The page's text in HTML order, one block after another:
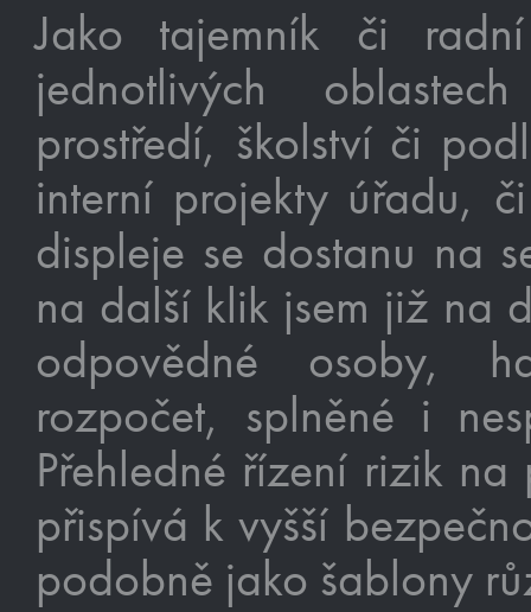
Jako tajemník či
jednotlivých
prostředí, školství či
interní projekty úřadu,
displeje se dostanu na
na další klik jsem již na
odpovědné osoby,
rozpočet, splněné i
Přehledné řízení rizik
přispívá k vyšší
podobně jako šablony